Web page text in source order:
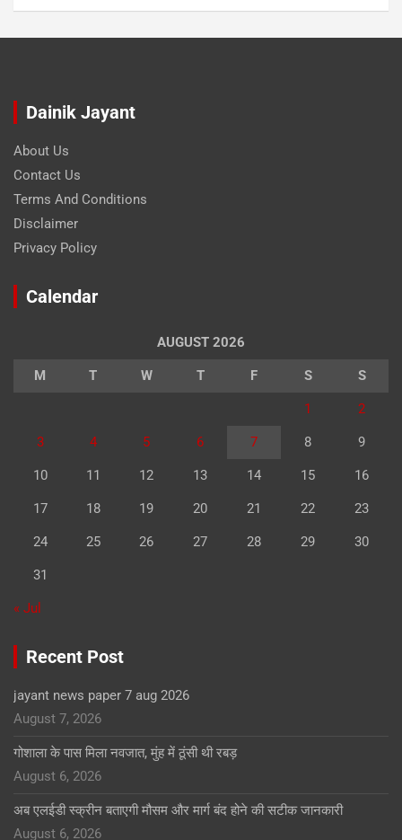
Dainik Jayant
About Us
Contact Us
Terms And Conditions
Disclaimer
Privacy Policy
Calendar
AUGUST 2026
M T W T F S S
1 2
3 4 5 6 7 8 9
10 11 12 13 14 15 16
17 18 19 20 21 22 23
24 25 26 27 28 29 30
31
« Jul
Recent Post
jayant news paper 7 aug 2026
August 7, 2026
गोशाला के पास मिला नवजात, मुंह में ठूंसी थी रबड़
August 6, 2026
अब एलईडी स्क्रीन बताएगी मौसम और मार्ग बंद होने की सटीक जानकारी
August 6, 2026